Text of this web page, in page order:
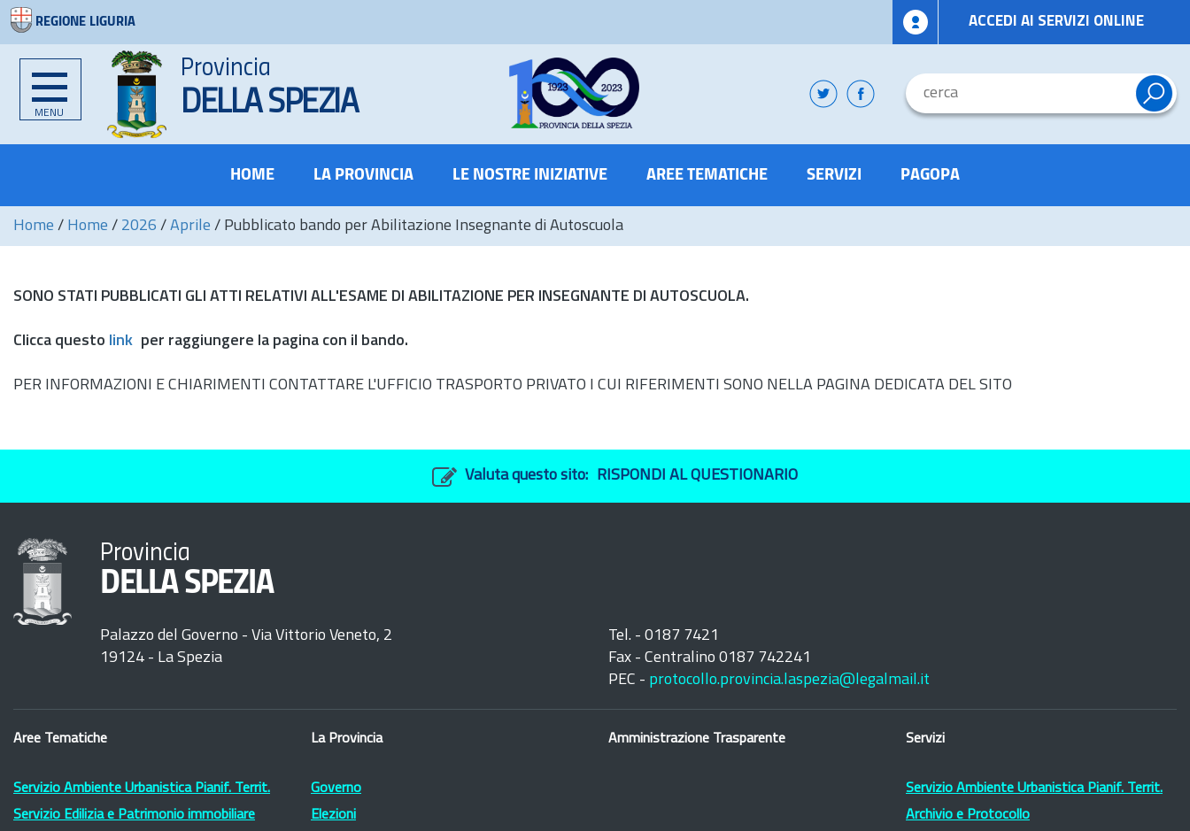
REGIONE LIGURIA ACCEDI AI SERVIZI ONLINE
MENU
Provincia
DELLA SPEZIA
HOME LA PROVINCIA LE NOSTRE INIZIATIVE AREE TEMATICHE SERVIZI PAGOPA
Home / Home / 2026 / Aprile / Pubblicato bando per Abilitazione Insegnante di Autoscuola
SONO STATI PUBBLICATI GLI ATTI RELATIVI ALL'ESAME DI ABILITAZIONE PER INSEGNANTE DI AUTOSCUOLA.
Clicca questo link per raggiungere la pagina con il bando.
PER INFORMAZIONI E CHIARIMENTI CONTATTARE L'UFFICIO TRASPORTO PRIVATO I CUI RIFERIMENTI SONO NELLA PAGINA DEDICATA DEL SITO
Valuta questo sito: RISPONDI AL QUESTIONARIO
Provincia
DELLA SPEZIA
Palazzo del Governo - Via Vittorio Veneto, 2
19124 - La Spezia
Tel. - 0187 7421
Fax - Centralino 0187 742241
PEC - protocollo.provincia.laspezia@legalmail.it
Aree Tematiche
Servizio Ambiente Urbanistica Pianif. Territ.
Servizio Edilizia e Patrimonio immobiliare
La Provincia
Governo
Elezioni
Amministrazione Trasparente Servizi
Servizio Ambiente Urbanistica Pianif. Territ.
Archivio e Protocollo